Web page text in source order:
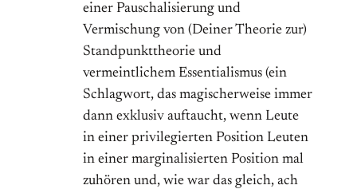
einer Pauschalisierung und
Vermischung von (Deiner Theorie zur)
Standpunkttheorie und
vermeintlichem Essentialismus (ein
Schlagwort, das magischerweise immer
dann exklusiv auftaucht, wenn Leute
in einer privilegierten Position Leuten
in einer marginalisierten Position mal
zuhören und, wie war das gleich, ach